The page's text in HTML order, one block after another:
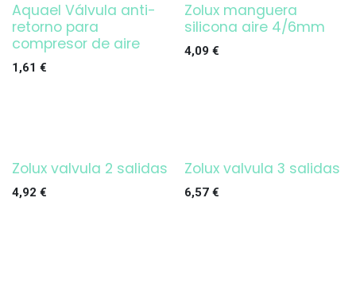
Aquael Válvula anti-
retorno para
compresor de aire
1,61 €
Zolux manguera
silicona aire 4/6mm
4,09 €
Zolux valvula 2 salidas
4,92 €
Zolux valvula 3 salidas
6,57€